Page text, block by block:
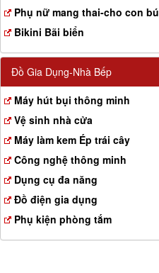
Phụ nữ mang thai-cho con bú
Bikini Bãi biển
Đồ Gia Dụng-Nhà Bếp
Máy hút bụi thông minh
Vệ sinh nhà cửa
Máy làm kem Ép trái cây
Công nghệ thông minh
Dụng cụ đa năng
Đồ điện gia dụng
Phụ kiện phòng tắm